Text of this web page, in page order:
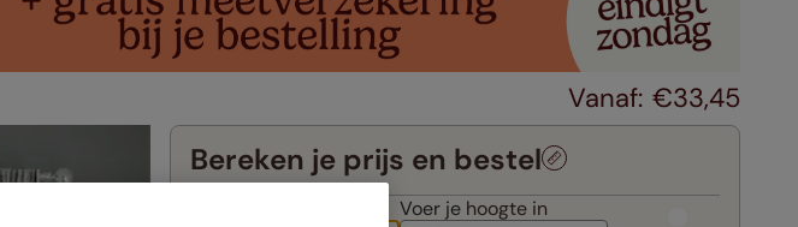
€33,45
Bereken je prijs en bestel
Voer je hoogte in